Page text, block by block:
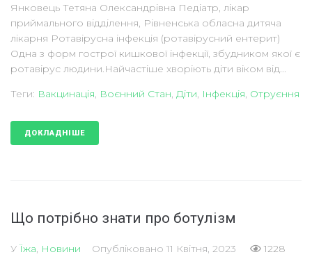
Янковець Тетяна Олександрівна Педіатр, лікар
приймального відділення, Рівненська обласна дитяча
лікарня Ротавірусна інфекція (ротавірусний ентерит)
Одна з форм гострої кишкової інфекції, збудником якої є
ротавірус людини.Найчастіше хворіють діти віком від...
Теги: Вакцинація, Воєнний Стан, Діти, Інфекція, Отруєння
ДОКЛАДНІШЕ
Що потрібно знати про ботулізм
У Їжа, Новини Опубліковано 11 Квітня, 2023 1228